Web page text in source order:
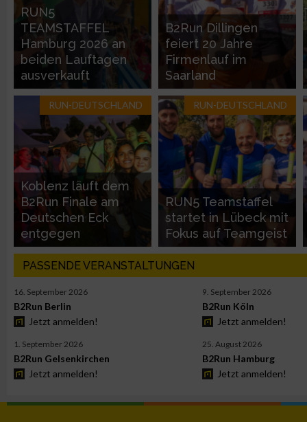
RUN5
TEAMSTAFFEL
Hamburg 2026 an
beiden Lauftagen
ausverkauft
B2Run Dillingen
feiert 20 Jahre
Firmenlauf im
Saarland
RUN-DEUTSCHLAND
Koblenz läuft dem
B2Run Finale am
Deutschen Eck
entgegen
RUN-DEUTSCHLAND
RUN5 Teamstaffel
startet in Lübeck mit
Fokus auf Teamgeist
PASSENDE VERANSTALTUNGEN
16. September 2026
B2Run Berlin
Jetzt anmelden!
9. September 2026
B2Run Köln
Jetzt anmelden!
1. September 2026
B2Run Gelsenkirchen
Jetzt anmelden!
25. August 2026
B2Run Hamburg
Jetzt anmelden!
Verwendung genauer Standortdaten
Geräte anhand von aktiv angeforderten Informationen
Nicht-IAB-Verarbeitungszwecke:
Notwendig
Performance
Funktional
Werbung